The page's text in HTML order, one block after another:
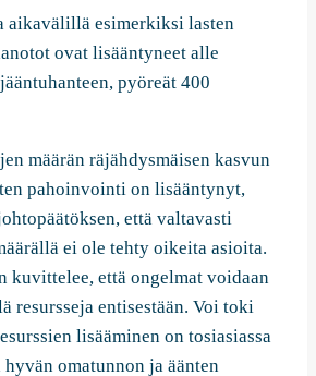
aikavälillä esimerkiksi lasten
ovat lisääntyneet alle
pyöreät 400
määrän räjähdysmäisen kasvun
pahoinvointi on lisääntynyt,
että valtavasti
ei ole tehty oikeita asioita.
kuvittelee, että ongelmat voidaan
resursseja entisestään. Voi toki
lisääminen on tosiasiassa
hyvän omatunnon ja äänten